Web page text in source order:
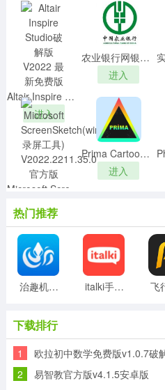
软件特色
1.独家资源，海外权威正版学
2.智能诊断，全面检测知识水
3.优秀师资，教学经验丰富。
4.打破时间地点的局限，多种
1.线上就可轻松教学的平台，
每天都会有大量的更新。
2.学而思培优能根据用户自
强突出学习。
3.有不明白的问题，都可在
4.贴心的搜课纬度设计，极大
和实用性。
软件优势
Altair Inspire Studio破解版 V2022 最新免费版
进入
农业银行网银助手1.0.15.119官方版
进入
进入
Prima Cartoonizerv2.0绿色破解版
进入
热门推荐
治趣机构版v3.6.3安卓版 italki手机版v3.55.1安卓版
下载排行
1
欧拉初中数学免费版v1.0.7破
2
易智教官方版v4.1.5安卓版